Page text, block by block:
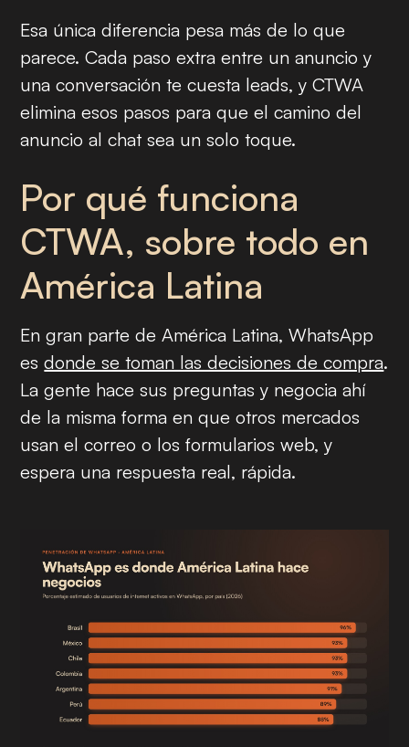
Esa única diferencia pesa más de lo que
parece. Cada paso extra entre un anuncio y
una conversación te cuesta leads, y CTWA
elimina esos pasos para que el camino del
anuncio al chat sea un solo toque.
Por qué funciona
CTWA, sobre todo en
América Latina
En gran parte de América Latina, WhatsApp
esdonde se toman las decisiones de compra.
La gente hace sus preguntas y negocia ahí
de la misma forma en que otros mercados
usan el correo o los formularios web, y
espera una respuesta real, rápida.